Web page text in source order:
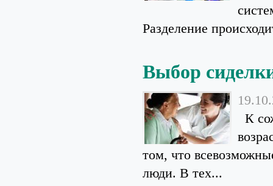
Разделение
Выбор
К
том, что
люди. В тех...